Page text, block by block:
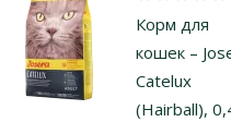
Корм для
кошек –
Catelux
(Hairball),